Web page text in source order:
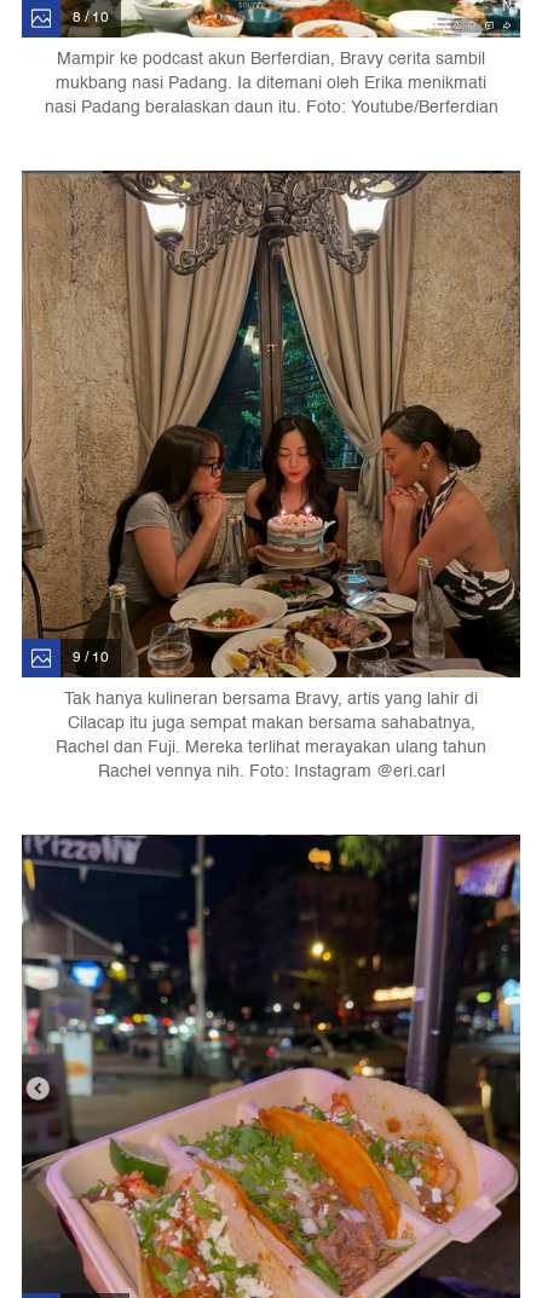
8 / 10
Mampir ke podcast akun Berferdian, Bravy cerita sambil
mukbang nasi Padang. Ia ditemani oleh Erika menikmati
nasi Padang beralaskan daun itu. Foto: Youtube/Berferdian
9 / 10
Tak hanya kulineran bersama Bravy, artis yang lahir di
Cilacap itu juga sempat makan bersama sahabatnya,
Rachel dan Fuji. Mereka terlihat merayakan ulang tahun
Rachel vennya nih. Foto: Instagram @eri.carl